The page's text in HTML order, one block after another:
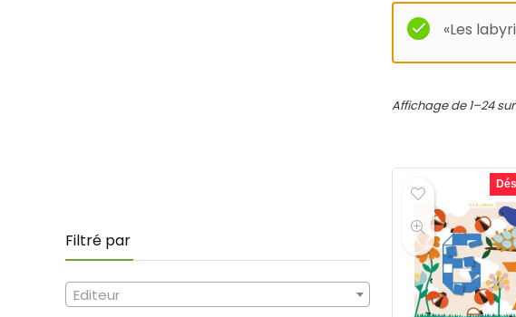
Filtré par
Editeur
«Les
Affichage de 1–24